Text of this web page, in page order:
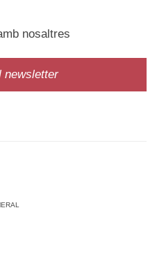
nosaltres
newsletter